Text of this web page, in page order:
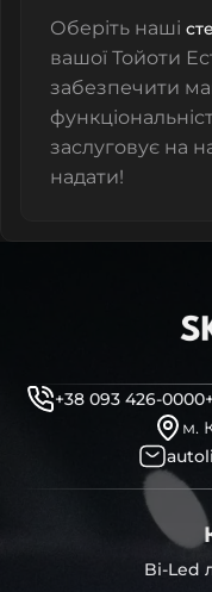
Оберіть наші
вашої Тойоти
забезпечити
заслуговує на
надати!
+38 093 426-0000
м.
Bi-Led